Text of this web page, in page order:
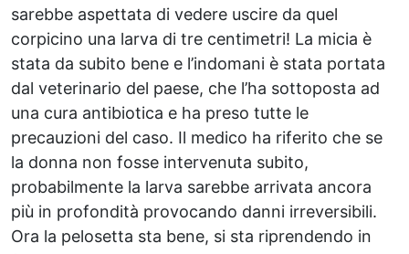
sarebbe aspettata di vedere uscire da quel
corpicino una larva di tre centimetri! La micia è
stata da subito bene e l’indomani è stata portata
dal veterinario del paese, che l’ha sottoposta ad
una cura antibiotica e ha preso tutte le
precauzioni del caso. Il medico ha riferito che se
la donna non fosse intervenuta subito,
probabilmente la larva sarebbe arrivata ancora
più in profondità provocando danni irreversibili.
Ora la pelosetta sta bene, si sta riprendendo in